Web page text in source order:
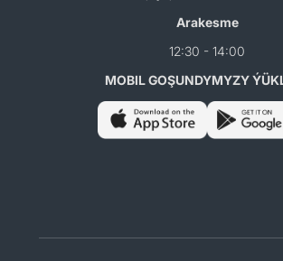
Arakesme
12:30 - 14:00
MOBIL GOŞUNDYMYZY